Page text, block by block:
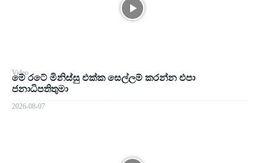
Video
මේ රටේ මිනිස්සු එක්ක සෙල්ලම් කරන්න එපා
ජනාධිපතිතුමා
2026-08-07